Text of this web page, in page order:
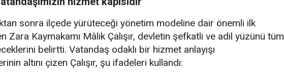
sonra ilçede yürüteceği yönetim modeline dair önemli ilk
Zara Kaymakamı Mâlik Çalışır, devletin şefkatli ve adil yüzünü tüm
belirtti. Vatandaş odaklı bir hizmet anlayışı
altını çizen Çalışır, şu ifadeleri kullandı: